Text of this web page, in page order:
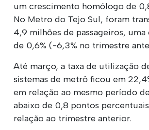
um crescimento homólogo de
No Metro do Tejo Sul, foram
4,9 milhões de passageiros,
de 0,6% (-6,3% no trimestre
Até março, a taxa de utilização
sistemas de metrô ficou em
em relação ao mesmo período
abaixo de 0,8 pontos
relação ao trimestre anterior.